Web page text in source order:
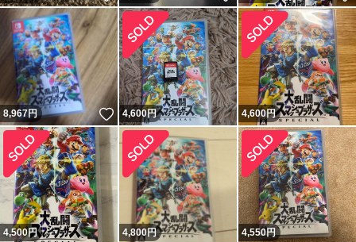
8,967円 いいね！
4,600円 4,600円
4,500円 4,800円 4,550円